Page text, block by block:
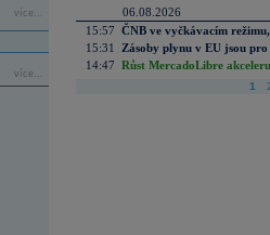
více...
více...
06.08.2026
15:57 ČNB ve vyčkávacím
15:31
Zásoby plynu v EU jsou
14:47 Růst MercadoLibre
1